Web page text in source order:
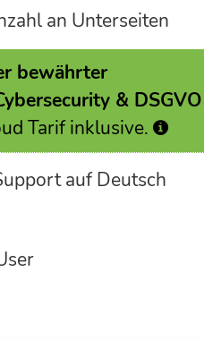
an Unterseiten
bewährter
& DSGVO
Tarif inklusive.
auf Deutsch